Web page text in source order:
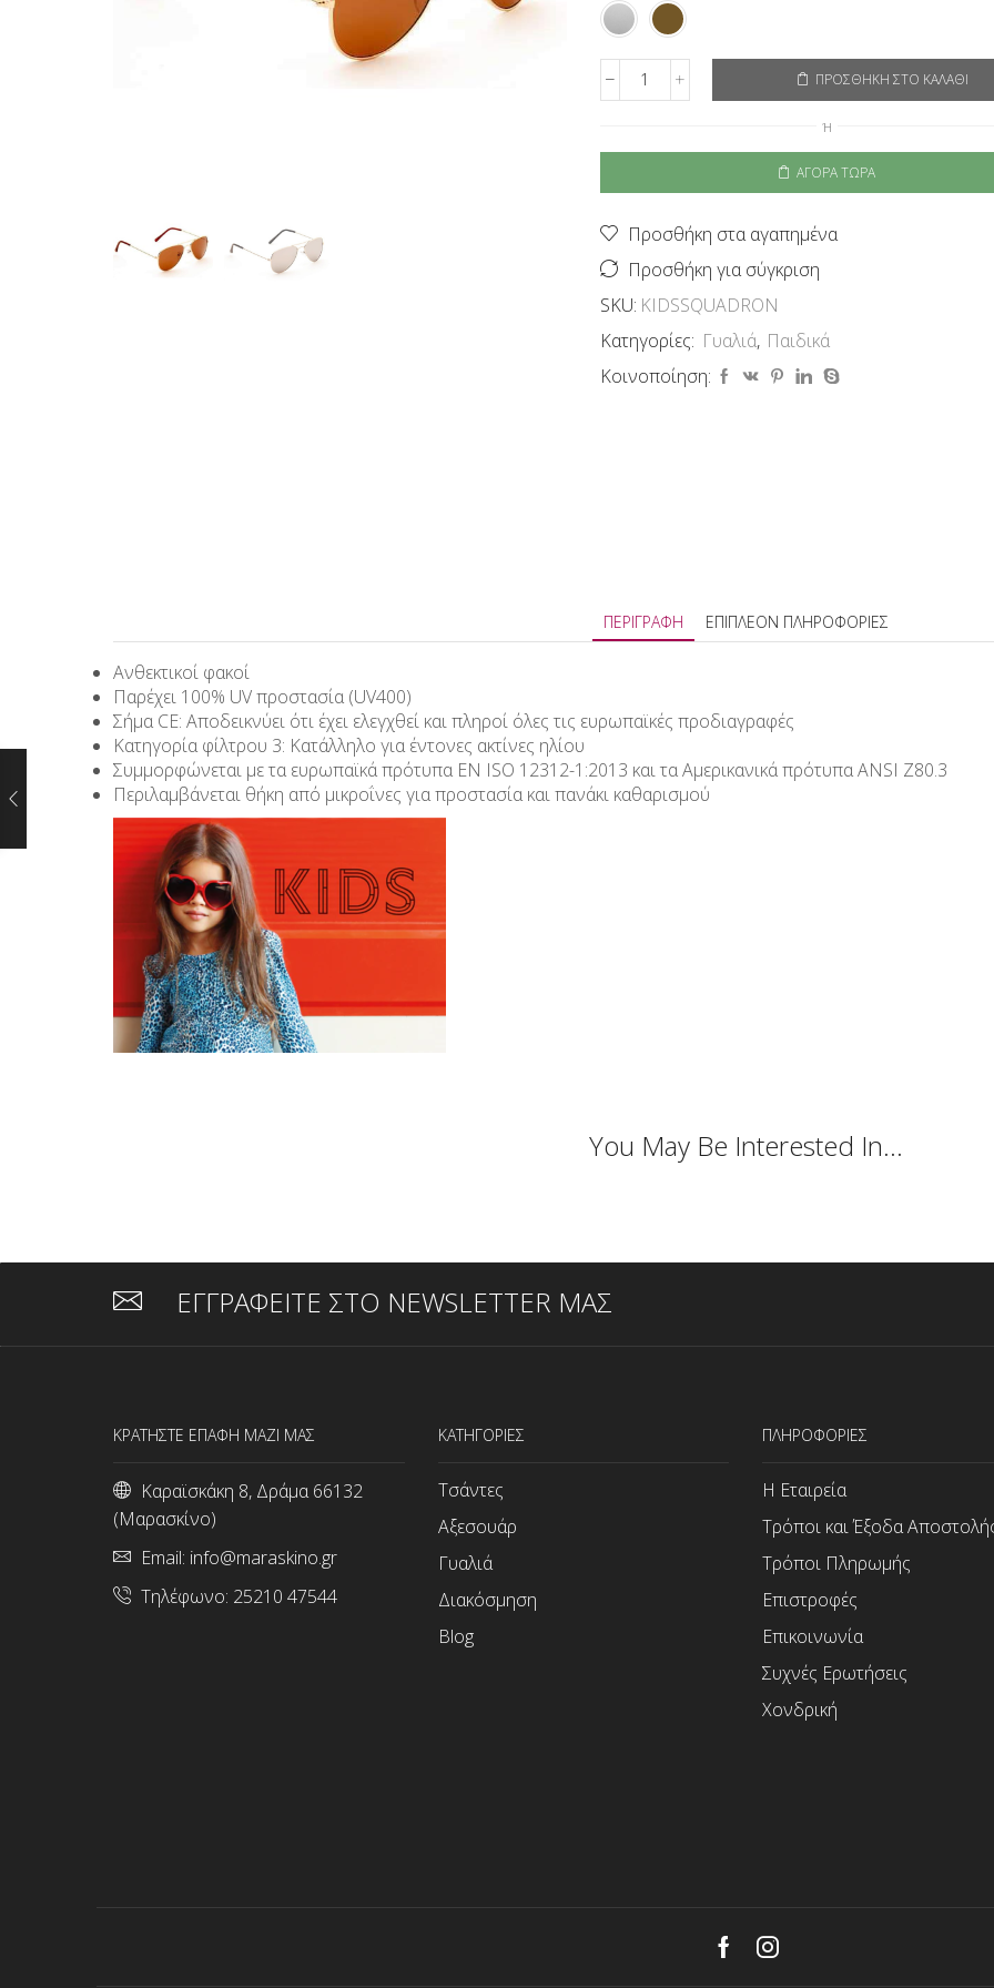
EyeLevel
Ηλίου
Squadron
ποσότητα
ΠΡΟΣΘΉΚΗ ΣΤΟ ΚΑΛΆΘΙ
Ή
ΑΓΟΡΆ ΤΏΡΑ
Προσθήκη στα αγαπημένα
Προσθήκη για σύγκριση
SKU: KIDSSQUADRON
Κατηγορίες: Γυαλιά, Παιδικά
Κοινοποίηση:
ΠΕΡΙΓΡΑΦΉ ΕΠΙΠΛΈΟΝ ΠΛΗΡΟΦΟΡΊΕΣ
Ανθεκτικοί φακοί
Παρέχει 100% UV προστασία (UV400)
Σήμα CE: Αποδεικνύει ότι έχει ελεγχθεί και πληροί όλες τις ευρωπαϊκές προδιαγραφές
Κατηγορία φίλτρου 3: Κατάλληλο για έντονες ακτίνες ηλίου
Συμμορφώνεται με τα ευρωπαϊκά πρότυπα EN ISO 12312-1:2013 και τα Αμερικανικά πρότυπα ANSI Z80.3
Περιλαμβάνεται θήκη από μικροΐνες για προστασία και πανάκι καθαρισμού
You May Be Interested In…
ΕΓΓΡΑΦΕΙΤΕ ΣΤΟ NEWSLETTER ΜΑΣ
ΚΡΑΤΗΣΤΕ ΕΠΑΦΗ ΜΑΖΙ ΜΑΣ
Καραϊσκάκη 8, Δράμα 66132
(Μαρασκίνο)
Email: info@maraskino.gr
Τηλέφωνο: 25210 47544
ΚΑΤΗΓΟΡΙΕΣ
Τσάντες
Αξεσουάρ
Γυαλιά
Διακόσμηση
Blog
ΠΛΗΡΟΦΟΡΙΕΣ
Η Εταιρεία
Τρόποι και Έξοδα
Τρόποι Πληρωμής
Επιστροφές
Επικοινωνία
Συχνές Ερωτήσεις
Χονδρική
FacebookInstagram